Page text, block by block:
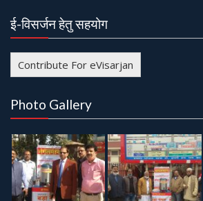
ई-विसर्जन हेतु सहयोग
Contribute For eVisarjan
Photo Gallery